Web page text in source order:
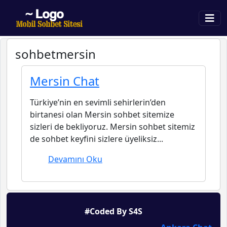
sohbetmersin
Mersin Chat
Türkiye’nin en sevimli sehirlerin’den
birtanesi olan Mersin sohbet sitemize
sizleri de bekliyoruz. Mersin sohbet sitemiz
de sohbet keyfini sizlere üyeliksiz...
Devamını Oku
#Coded By S4S